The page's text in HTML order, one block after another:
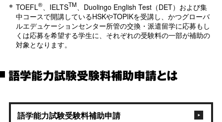
TOEFL® 、IELTSTM
、Duolingo English Test（DET）および集
中コースで開講しているHSKやTOPIKを受講し、かつグローバ
ルエデュケーションセンター所管の交換・派遣留学に応募もし
くは応募を希望する学生に、それぞれの受験料の一部が補助の
対象となります。
語学能力試験受験料補助申請とは
語学能力試験受験料補助申請